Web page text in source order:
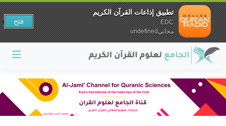
تطبيق إذاعات القرآن الكريم
EDC
مجانيundefined
فتح